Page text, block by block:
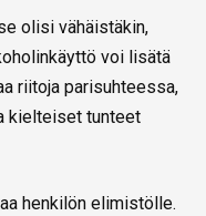
olisi vähäistäkin,
voi lisätä
riitoja parisuhteessa,
kielteiset tunteet
henkilön elimistölle.